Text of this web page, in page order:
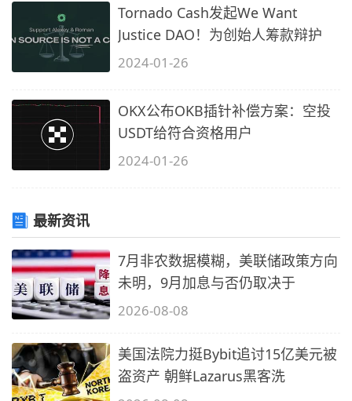
Tornado Cash发起We Want
Justice DAO！为创始人筹款辩护
2024-01-26
OKX公布OKB插针补偿方案：空投
USDT给符合资格用户
2024-01-26
最新资讯
7月非农数据模糊，美联储政策方向
未明，9月加息与否仍取决于
2026-08-08
美国法院力挺Bybit追讨15亿美元被
盗资产 朝鲜Lazarus黑客洗